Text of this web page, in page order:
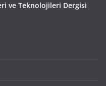
ve Teknolojileri Dergisi